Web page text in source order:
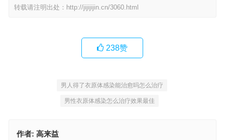
转载请注明出处： http://jijijijin.cn/3060.html
238赞
男人得了衣原体感染能治愈吗怎么治疗
男性衣原体感染怎么治疗效果最佳
作者: 高来益